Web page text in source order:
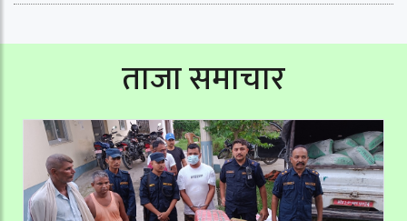
ताजा समाचार